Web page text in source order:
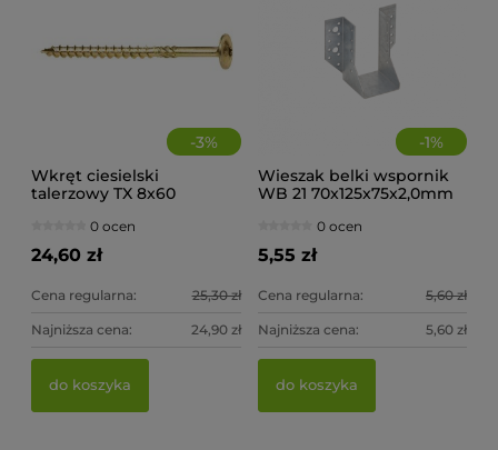
-3%
Wkręt ciesielski
talerzowy TX 8x60
0 ocen
24,60 zł
Cena regularna: 25,30 zł
Najniższa cena: 24,90 zł
do koszyka
-1%
Wieszak belki wspornik
WB 21 70x125x75x2,0mm
0 ocen
5,55 zł
Cena regularna: 5,60 zł
Najniższa cena: 5,60 zł
do koszyka